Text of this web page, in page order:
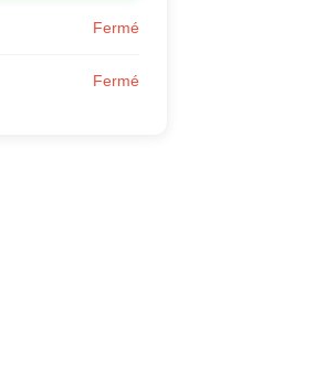
Fermé
Fermé